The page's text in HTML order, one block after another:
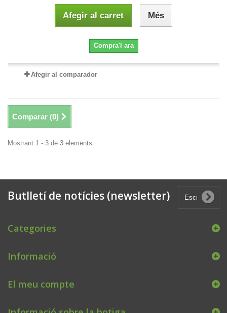
Afegir al carret Més
Compra'l ara
Afegir al comparador
Comparar (0)
Mostrant 1 - 3 de 3 elements
Butlletí de notícies (newsletter)
Categories
Informació
El meu compte